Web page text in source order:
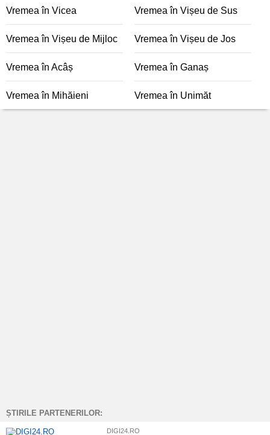
Vremea în Vicea Vremea în Vișeu de Sus
Vremea în Vișeu de Mijloc Vremea în Vișeu de Jos
Vremea în Acâș Vremea în Ganaș
Vremea în Mihăieni Vremea în Unimăt
ȘTIRILE PARTENERILOR:
DIGI24.RO